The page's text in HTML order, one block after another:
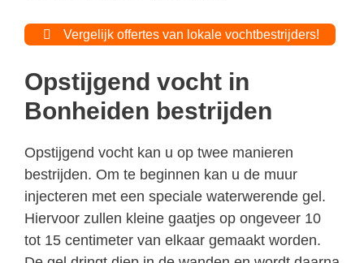
Vergelijk offertes van lokale vochtbestrijders!
Opstijgend vocht in
Bonheiden bestrijden
Opstijgend vocht kan u op twee manieren
bestrijden. Om te beginnen kan u de muur
injecteren met een speciale waterwerende gel.
Hiervoor zullen kleine gaatjes op ongeveer 10
tot 15 centimeter van elkaar gemaakt worden.